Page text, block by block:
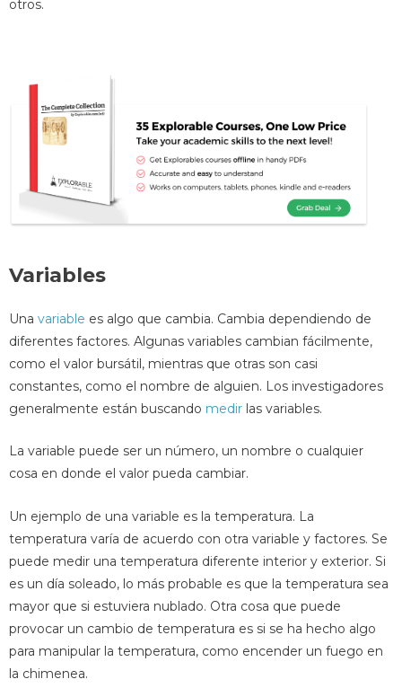
otros.
Variables
Una variable es algo que cambia. Cambia dependiendo de
diferentes factores. Algunas variables cambian fácilmente,
como el valor bursátil, mientras que otras son casi
constantes, como el nombre de alguien. Los investigadores
generalmente están buscando medir las variables.
La variable puede ser un número, un nombre o cualquier
cosa en donde el valor pueda cambiar.
Un ejemplo de una variable es la temperatura. La
temperatura varía de acuerdo con otra variable y factores. Se
puede medir una temperatura diferente interior y exterior. Si
es un día soleado, lo más probable es que la temperatura sea
mayor que si estuviera nublado. Otra cosa que puede
provocar un cambio de temperatura es si se ha hecho algo
para manipular la temperatura, como encender un fuego en
la chimenea.